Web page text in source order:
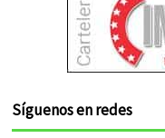
Síguenos en redes